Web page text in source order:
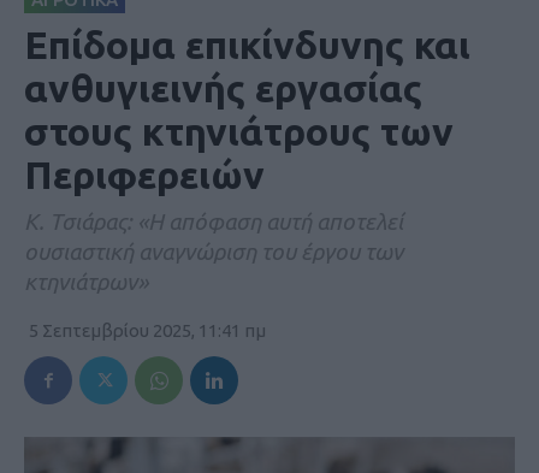
Επίδομα επικίνδυνης και
ανθυγιεινής εργασίας
στους κτηνιάτρους των
Περιφερειών
Κ. Τσιάρας: «Η απόφαση αυτή αποτελεί
ουσιαστική αναγνώριση του έργου των
κτηνιάτρων»
5 Σεπτεμβρίου 2025, 11:41 πμ